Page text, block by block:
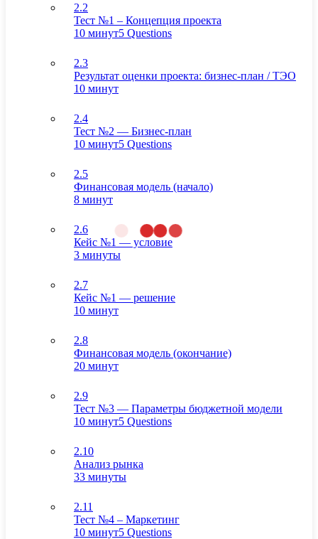
2.2
Тест №1 – Концепция проекта
10 минут5 Questions
2.3
Результат оценки проекта: бизнес-план / ТЭО
10 минут
2.4
Тест №2 — Бизнес-план
10 минут5 Questions
2.5
Финансовая модель (начало)
8 минут
2.6
Кейс №1 — условие
3 минуты
2.7
Кейс №1 — решение
10 минут
2.8
Финансовая модель (окончание)
20 минут
2.9
Тест №3 — Параметры бюджетной модели
10 минут5 Questions
2.10
Анализ рынка
33 минуты
2.11
Тест №4 – Маркетинг
10 минут5 Questions